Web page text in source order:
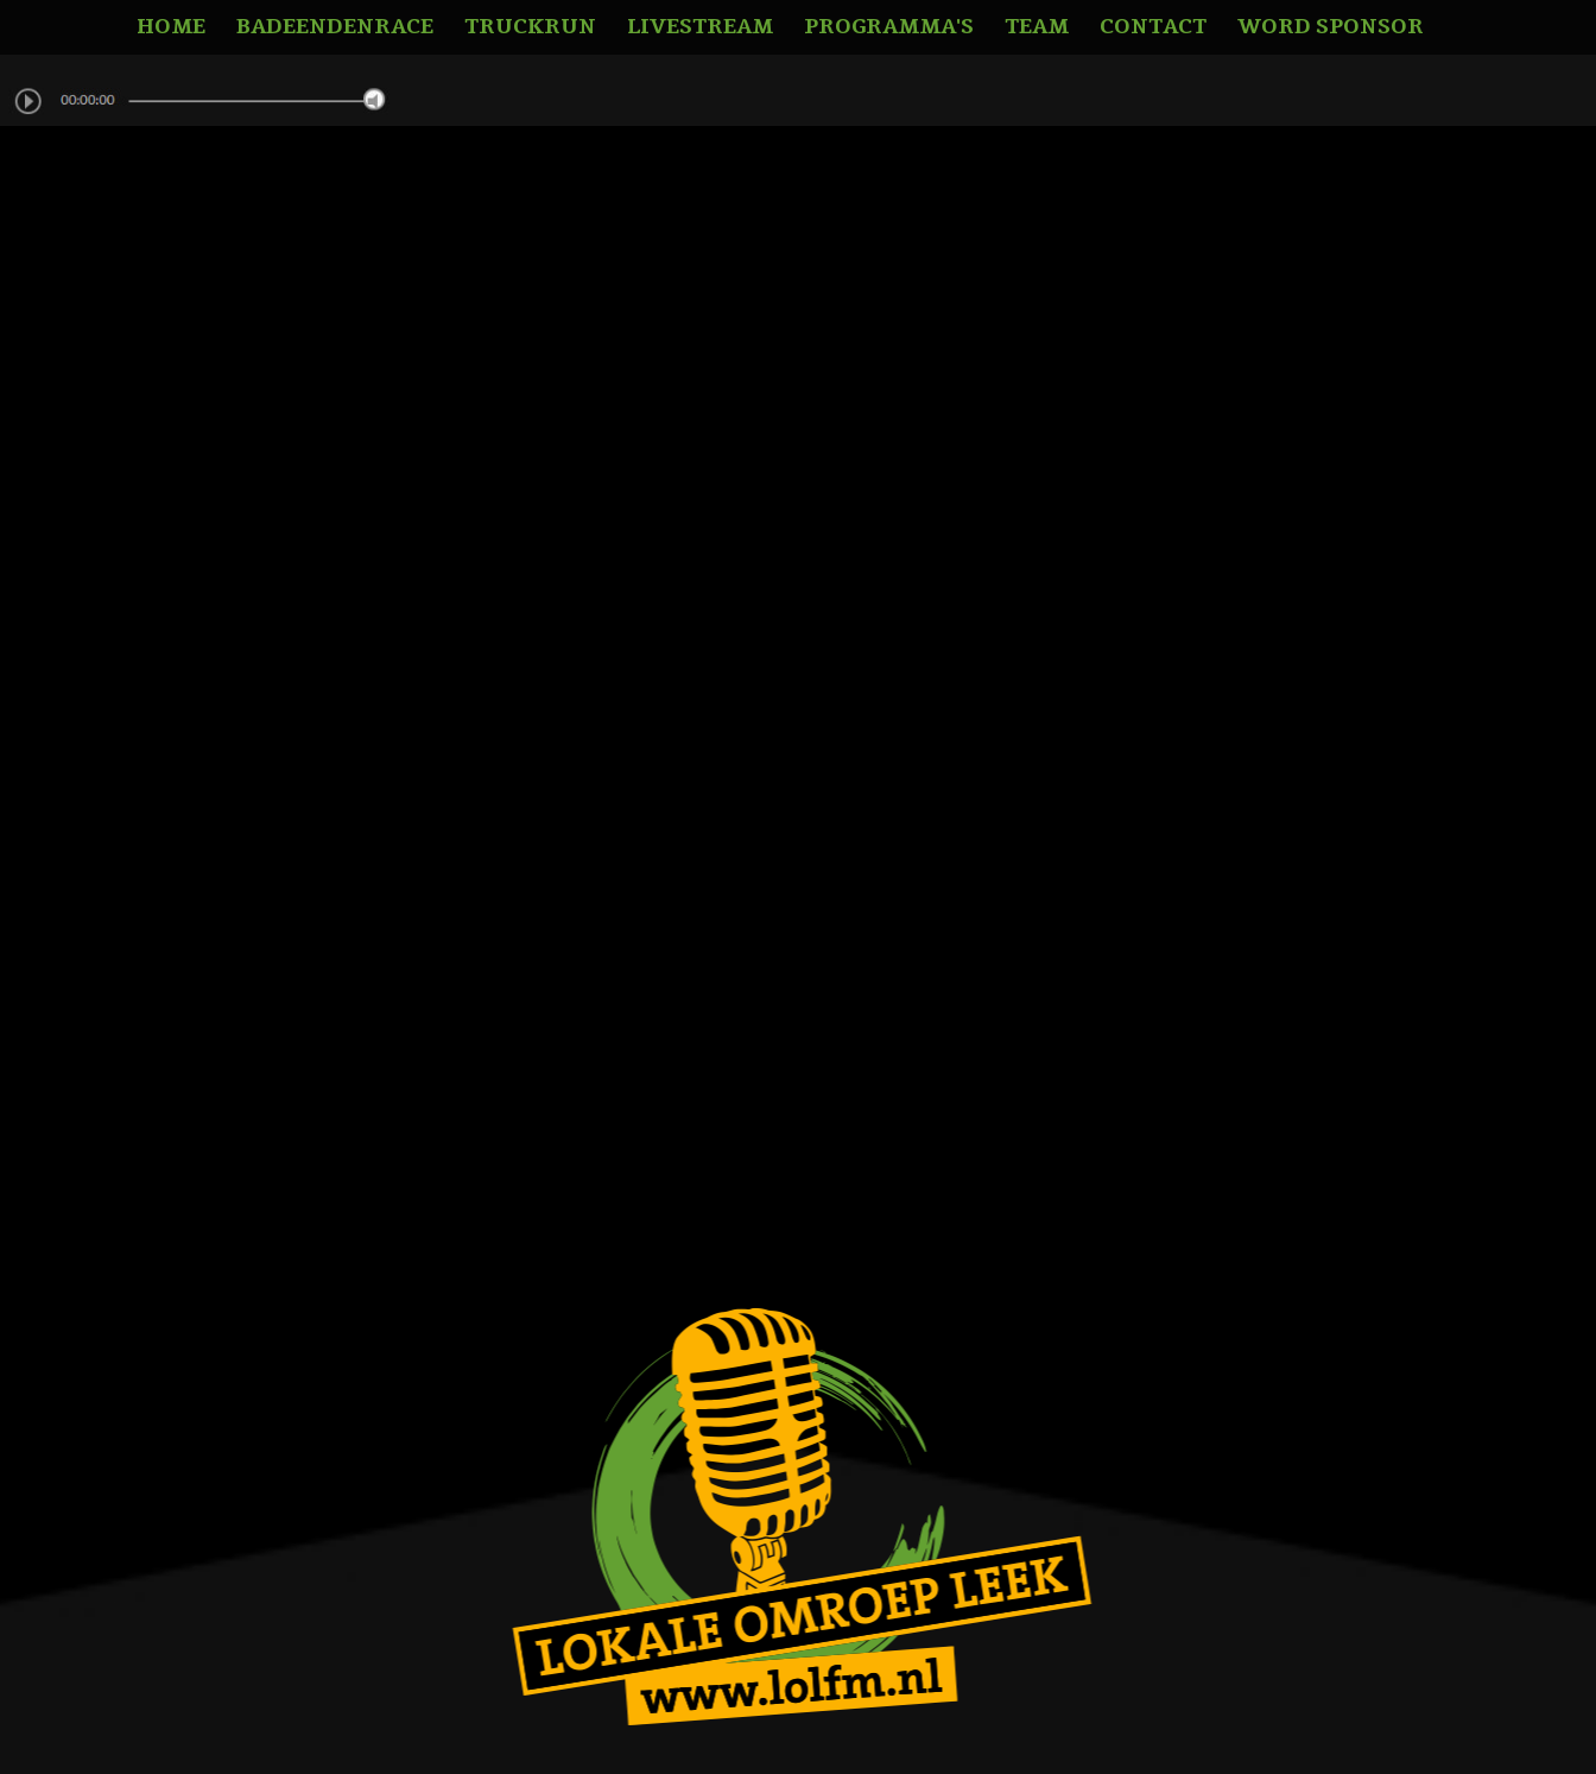
HOME BADEENDENRACE TRUCKRUN LIVESTREAM PROGRAMMA'S TEAM CONTACT WORD SPONSOR